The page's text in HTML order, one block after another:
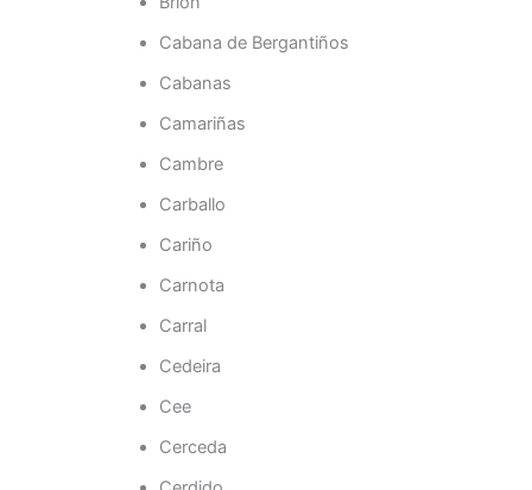
Cabana de Bergantiños
Cabanas
Camariñas
Cambre
Carballo
Cariño
Carnota
Carral
Cedeira
Cee
Cerceda